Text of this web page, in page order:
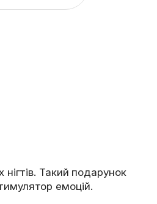
Такий подарунок
емоцій.